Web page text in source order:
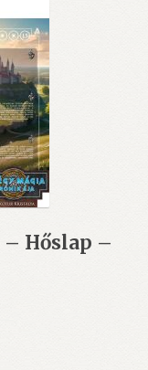
Hőslap –